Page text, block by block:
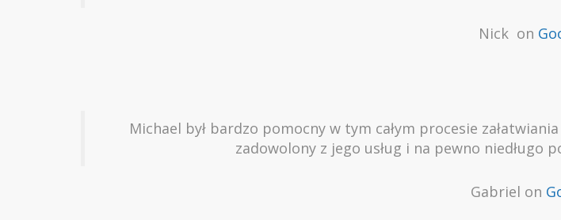
Nick on
Michael był bardzo pomocny w tym całym procesie
zadowolony z jego usług i na pewno niedługo
Gabriel on